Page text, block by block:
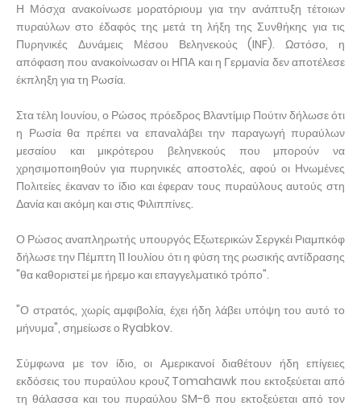
Η Μόσχα ανακοίνωσε μορατόριουμ για την ανάπτυξη τέτοιων
πυραύλων στο έδαφός της μετά τη λήξη της Συνθήκης για τις
Πυρηνικές Δυνάμεις Μέσου Βεληνεκούς (INF). Ωστόσο, η
απόφαση που ανακοίνωσαν οι ΗΠΑ και η Γερμανία δεν αποτέλεσε
έκπληξη για τη Ρωσία.
Στα τέλη Ιουνίου, ο Ρώσος πρόεδρος Βλαντίμιρ Πούτιν δήλωσε ότι
η Ρωσία θα πρέπει να επαναλάβει την παραγωγή πυραύλων
μεσαίου και μικρότερου βεληνεκούς που μπορούν να
χρησιμοποιηθούν για πυρηνικές αποστολές, αφού οι Ηνωμένες
Πολιτείες έκαναν το ίδιο και έφεραν τους πυραύλους αυτούς στη
Δανία και ακόμη και στις Φιλιππίνες.
Ο Ρώσος αναπληρωτής υπουργός Εξωτερικών Σεργκέι Ριαμπκόφ
δήλωσε την Πέμπτη 11 Ιουλίου ότι η φύση της ρωσικής αντίδρασης
"θα καθοριστεί με ήρεμο και επαγγελματικό τρόπο".
"Ο στρατός, χωρίς αμφιβολία, έχει ήδη λάβει υπόψη του αυτό το
μήνυμα", σημείωσε ο Ryabkov.
Σύμφωνα με τον ίδιο, οι Αμερικανοί διαθέτουν ήδη επίγειες
εκδόσεις του πυραύλου κρουζ Tomahawk που εκτοξεύεται από
τη θάλασσα και του πυραύλου SM-6 που εκτοξεύεται από τον